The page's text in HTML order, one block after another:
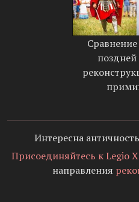
Интересна
Присоединяйтесь к Legio
направления